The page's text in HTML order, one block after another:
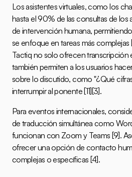
Los asistentes virtuales, como los
hasta el 90% de las consultas de los
de intervención humana,
se enfoque en tareas más complejas
Tactiq no solo ofrecen transcripción
también permiten a los usuarios
sobre lo discutido, como "¿Qué
interrumpir al ponente [11][3].
Para eventos internacionales,
de traducción simultánea como
funcionan con Zoom y Teams [9].
ofrecer una opción de contacto
complejas o específicas [4].